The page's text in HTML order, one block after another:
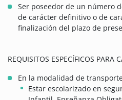
Ser poseedor de un número
de carácter definitivo o de
finalización del plazo de
REQUISITOS ESPECÍFICOS PARA
En la modalidad de
Estar escolarizado en